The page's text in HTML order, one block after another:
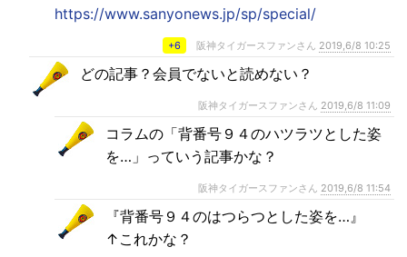
https://www.sanyonews.jp/sp/special/
+6 阪神タイガースファンさん 2019,6/8 10:25
どの記事？会員でないと読めない？
阪神タイガースファンさん 2019,6/8 11:09
コラムの「背番号９４のハツラツとした姿
を…」っていう記事かな？
阪神タイガースファンさん 2019,6/8 11:54
『背番号９４のはつらつとした姿を…』
↑これかな？